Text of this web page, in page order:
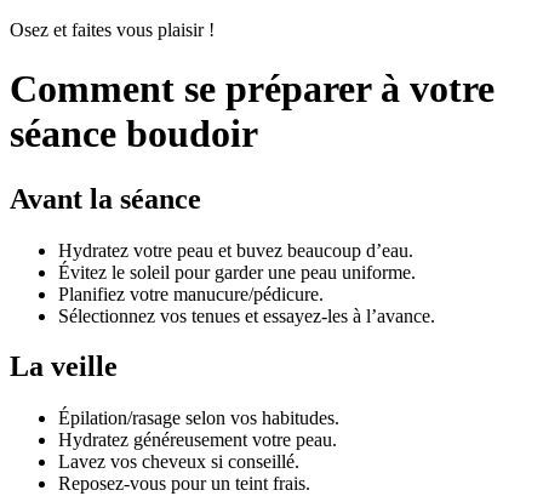
Osez et faites vous plaisir !
Comment se préparer à votre
séance boudoir
Avant la séance
Hydratez votre peau et buvez beaucoup d’eau.
Évitez le soleil pour garder une peau uniforme.
Planifiez votre manucure/pédicure.
Sélectionnez vos tenues et essayez-les à l’avance.
La veille
Épilation/rasage selon vos habitudes.
Hydratez généreusement votre peau.
Lavez vos cheveux si conseillé.
Reposez-vous pour un teint frais.